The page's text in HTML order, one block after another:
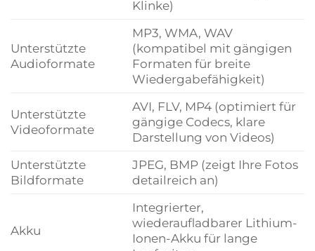
Klinke)
Unterstützte
Audioformate
MP3, WMA, WAV
(kompatibel mit gängigen
Formaten für breite
Wiedergabefähigkeit)
Unterstützte
Videoformate
AVI, FLV, MP4 (optimiert für
gängige Codecs, klare
Darstellung von Videos)
Unterstützte
Bildformate
JPEG, BMP (zeigt Ihre Fotos
detailreich an)
Akku
Integrierter,
wiederaufladbarer Lithium-
Ionen-Akku für lange